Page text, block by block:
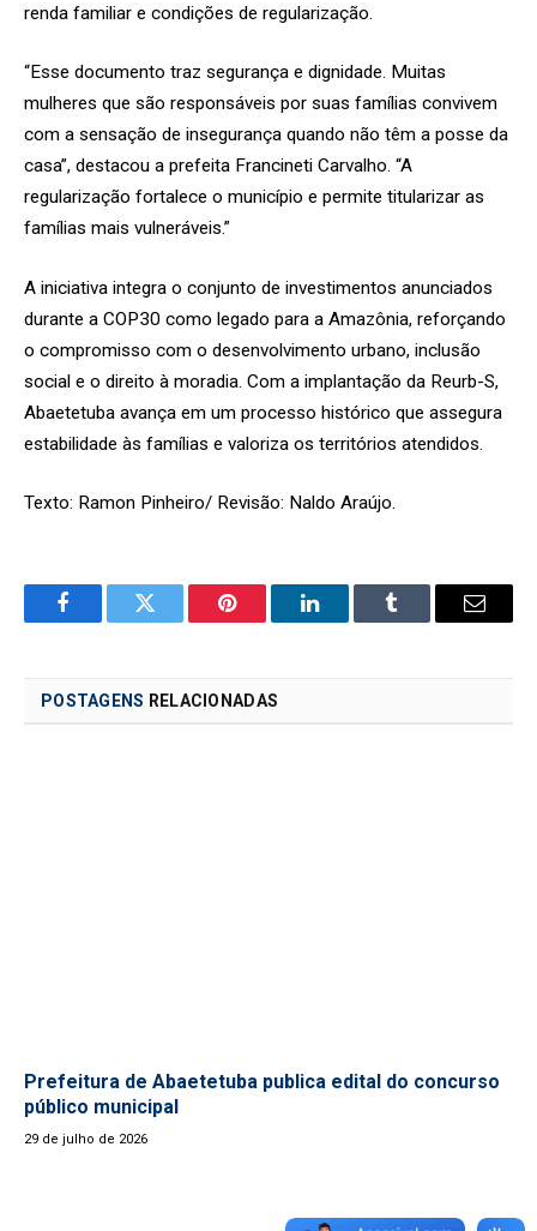
renda familiar e condições de regularização.
“Esse documento traz segurança e dignidade. Muitas
mulheres que são responsáveis por suas famílias convivem
com a sensação de insegurança quando não têm a posse da
casa”, destacou a prefeita Francineti Carvalho. “A
regularização fortalece o município e permite titularizar as
famílias mais vulneráveis.”
A iniciativa integra o conjunto de investimentos anunciados
durante a COP30 como legado para a Amazônia, reforçando
o compromisso com o desenvolvimento urbano, inclusão
social e o direito à moradia. Com a implantação da Reurb-S,
Abaetetuba avança em um processo histórico que assegura
estabilidade às famílias e valoriza os territórios atendidos.
Texto: Ramon Pinheiro/ Revisão: Naldo Araújo.
FacebookTwitter Pinterest LinkedInTumblr Email
POSTAGENS RELACIONADAS
Prefeitura de Abaetetuba publica edital do concurso
público municipal
29 de julho de 2026